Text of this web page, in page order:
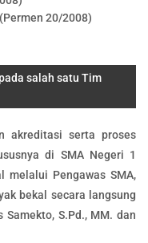
20/2008)
salah satu Tim
akreditasi serta proses
di SMA Negeri 1
melalui Pengawas SMA,
bekal secara langsung
S.Pd., MM. dan